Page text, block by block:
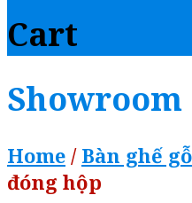
Cart
Showroom
Home / Bàn ghế gỗ
đóng hộp